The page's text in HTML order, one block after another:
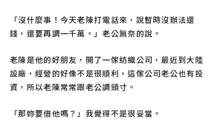
「沒什麼事！今天老陳打電話來，說暫時沒辦法還
錢，還要再調一千萬。」老公無奈的說。
老陳是他的好朋友，開了一傢紡織公司，最近到大陸
設廠，經營的好像不是很順利，這傢公司老公也有投
資，所以老陳常常跟老公調頭寸。
「那妳要借他嗎？」我覺得不是很妥當。